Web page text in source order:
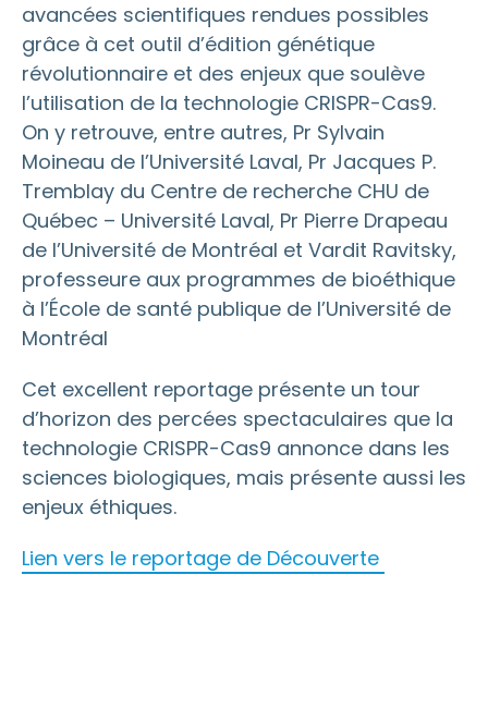
avancées scientifiques rendues possibles
grâce à cet outil d’édition génétique
révolutionnaire et des enjeux que soulève
l’utilisation de la technologie CRISPR-Cas9.
On y retrouve, entre autres, Pr Sylvain
Moineau de l’Université Laval, Pr Jacques P.
Tremblay du Centre de recherche CHU de
Québec – Université Laval, Pr Pierre Drapeau
de l’Université de Montréal et Vardit Ravitsky,
professeure aux programmes de bioéthique
à l’École de santé publique de l’Université de
Montréal
Cet excellent reportage présente un tour
d’horizon des percées spectaculaires que la
technologie CRISPR-Cas9 annonce dans les
sciences biologiques, mais présente aussi les
enjeux éthiques.
Lien vers le reportage de Découverte